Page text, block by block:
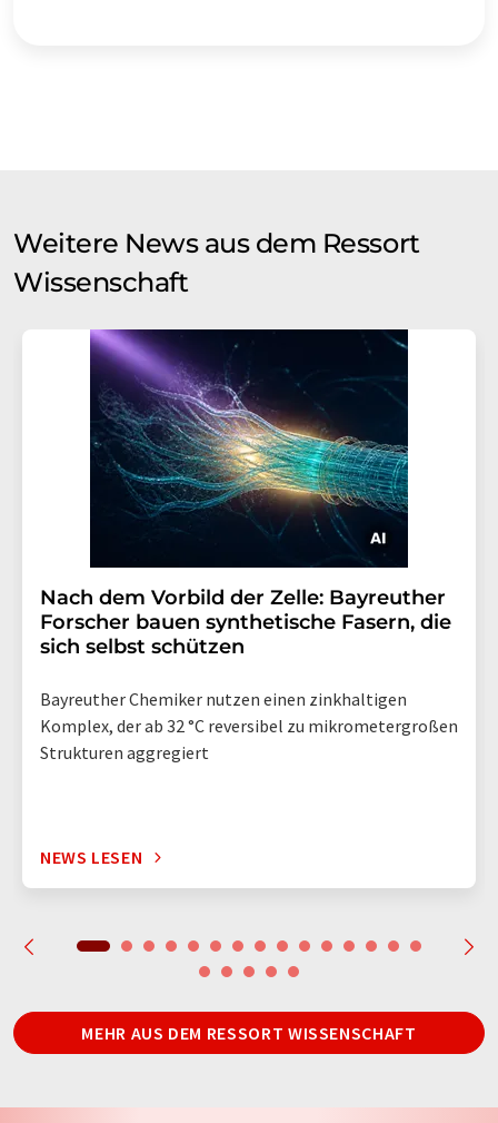
Weitere News aus dem Ressort
Wissenschaft
Nach dem Vorbild der Zelle: Bayreuther
Forscher bauen synthetische Fasern, die
sich selbst schützen
Bayreuther Chemiker nutzen einen zinkhaltigen
Komplex, der ab 32 °C reversibel zu mikrometergroßen
Strukturen aggregiert
NEWS LESEN
MEHR AUS DEM RESSORT WISSENSCHAFT